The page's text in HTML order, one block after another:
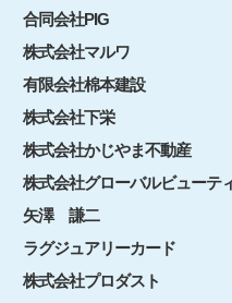
合同会社PIG
株式会社マルワ
有限会社棉本建設
株式会社下栄
株式会社かじやま不動産
株式会社グローバルビューテ
矢澤 謙二
ラグジュアリーカード
株式会社プロダスト